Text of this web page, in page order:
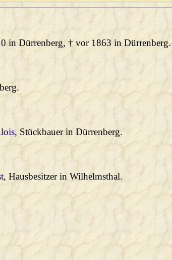
in Dürrenberg, † vor 1863 in Dürrenberg.
, Stückbauer in Dürrenberg.
, Hausbesitzer in Wilhelmsthal.